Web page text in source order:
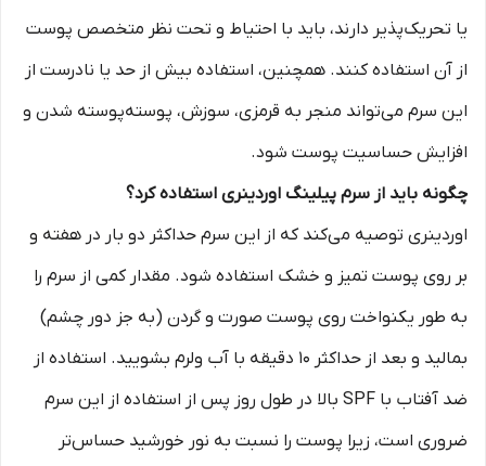
یا تحریک‌پذیر دارند، باید با احتیاط و تحت نظر متخصص پوست
از آن استفاده کنند. همچنین، استفاده بیش از حد یا نادرست از
این سرم می‌تواند منجر به قرمزی، سوزش، پوسته‌پوسته شدن و
افزایش حساسیت پوست شود.
چگونه باید از سرم پیلینگ اوردینری استفاده کرد؟
اوردینری توصیه می‌کند که از این سرم حداکثر دو بار در هفته و
بر روی پوست تمیز و خشک استفاده شود. مقدار کمی از سرم را
به طور یکنواخت روی پوست صورت و گردن (به جز دور چشم)
بمالید و بعد از حداکثر 10 دقیقه با آب ولرم بشویید. استفاده از
ضد آفتاب با SPF بالا در طول روز پس از استفاده از این سرم
ضروری است، زیرا پوست را نسبت به نور خورشید حساس‌تر